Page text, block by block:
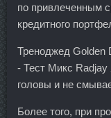
по привлеченным
кредитного
Треноджед Golden
- Тест Микс Radjay
головы и не
Более того, при